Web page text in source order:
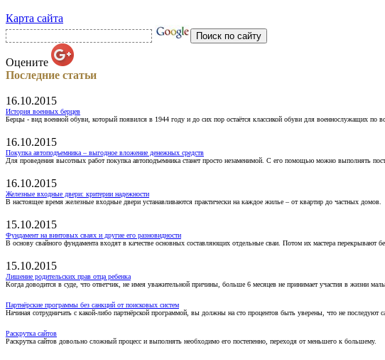
Карта сайта
Оцените
Последние статьи
16.10.2015
История военных берцев
Берцы - вид военной обуви, который появился в 1944 году и до сих пор остаётся классикой обуви для военнослужащих по
16.10.2015
Покупка автоподъемника – выгодное вложение денежных средств
Для проведения высотных работ покупка автоподъемника станет просто незаменимой. С его помощью можно выполнять
16.10.2015
Железные входные двери: критерии надежности
В настоящее время железные входные двери устанавливаются практически на каждое жилье – от квартир до частных домов.
15.10.2015
Фундамент на винтовых сваях и другие его разновидности
В основу свайного фундамента входят в качестве основных составляющих отдельные сваи. Потом их мастера перекрывают
15.10.2015
Лишение родительских прав отца ребенка
Когда доводится в суде, что ответчик, не имея уважительной причины, больше 6 месяцев не принимает участия в жизни
Партнёрские программы без санкций от поисковых систем
Начиная сотрудничать с какой-либо партнёрской программой, вы должны на сто процентов быть уверены, что не последуют
Раскрутка сайтов
Раскрутка сайтов довольно сложный процесс и выполнять необходимо его постепенно, переходя от меньшего к большему.